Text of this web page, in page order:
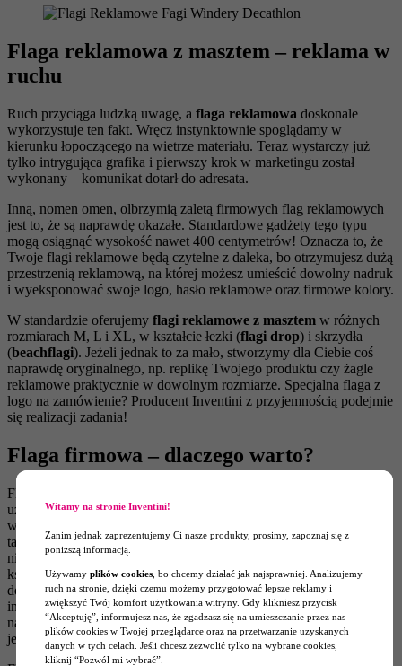
Flaga reklamowa z masztem – reklama w
ruchu
Ruch przyciąga ludzką uwagę, a flaga reklamowa doskonale
wykorzystuje ten fakt. Wręcz instynktownie spoglądamy w
kierunku łopoczącego na wietrze materiału. Teraz wystarczy już
tylko intrygująca grafika i pierwszy krok w marketingu został
wykonany – komunikat dotarł do adresata.
Inną, nomen omen, olbrzymią zaletą firmowych flag reklamowych
jest to, że są naprawdę okazałe. Standardowe gadżety tego typu
mogą osiągnąć wysokość nawet 400 centymetrów! Oznacza to, że
Twoje flagi reklamowe będą czytelne z daleka, bo otrzymujesz dużą
przestrzenią reklamową, na której możesz umieścić dowolny nadruk
i wyeksponować swoje logo, hasło reklamowe oraz firmowe kolory.
W standardzie oferujemy flagi reklamowe z masztem w różnych
rozmiarach M, L i XL, w kształcie łezki (flagi drop) i skrzydła
(beachflagi). Jeżeli jednak to za mało, stworzymy dla Ciebie coś
naprawdę oryginalnego, np. replikę Twojego produktu czy żagle
reklamowe praktycznie w dowolnym rozmiarze. Specjalna flaga z
logo na zamówienie? Producent Inventini z przyjemnością podejmie
się realizacji zadania!
Flaga firmowa – dlaczego warto?
Flaga reklamowa z masztem to
użytkowaniu rozwiązanie. Jest bardzo lekka, a jednocześnie
wytrzymała, więc możesz przenosić z miejsca na miejsce wiele
takich gadżetów jednocześnie. Każdy elastyczny maszt –
niezależnie od rozmiaru – wykorzystasz do flagi dowolnego
kształtu. Pasuje on zarówno do flagi typu winder (flagi beach), jak i
do flagi typu łezka (flagi drop). Składanie flagi jest tak proste i
instynktowne, że nawet nie wymaga instrukcji. Wystarczy, że
nasuniesz na siebie części stelaża, wsuniesz maszt w tunel flagi,
jeszcze tylko zaczep gumkę i gotowe.
Witamy na stronie Inventini!
Zanim jednak zaprezentujemy Ci nasze produkty, prosimy, zapoznaj się z
poniższą informacją.
Używamy plików cookies , bo chcemy działać jak najsprawniej. Analizujemy
ruch na stronie, dzięki czemu możemy przygotować lepsze reklamy i
zwiększyć Twój komfort użytkowania witryny. Gdy klikniesz przycisk
“Akceptuję”, informujesz nas, że zgadzasz się na umieszczanie przez nas
plików cookies w Twojej przeglądarce oraz na przetwarzanie uzyskanych
danych w tych celach. Jeśli chcesz zezwolić tylko na wybrane cookies,
kliknij “Pozwól mi wybrać”.